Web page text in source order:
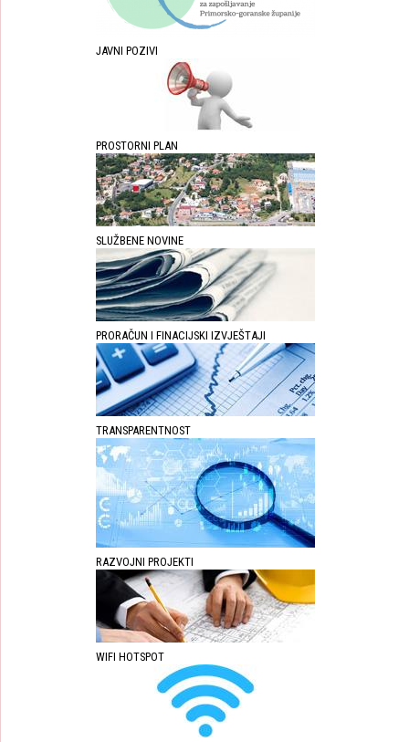
JAVNI POZIVI
PROSTORNI PLAN
SLUŽBENE NOVINE
PRORAČUN I FINACIJSKI IZVJEŠTAJI
TRANSPARENTNOST
RAZVOJNI PROJEKTI
WIFI HOTSPOT